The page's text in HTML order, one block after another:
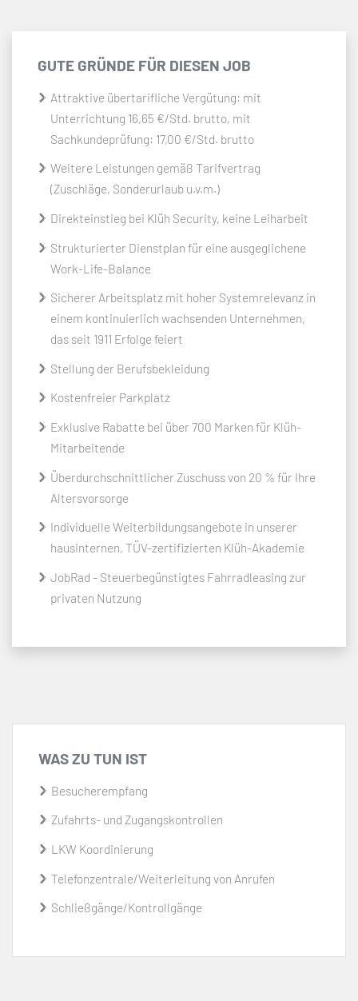
GUTE GRÜNDE FÜR DIESEN JOB
Attraktive übertarifliche Vergütung: mit
Unterrichtung 16,65 €/Std. brutto, mit
Sachkundeprüfung: 17,00 €/Std. brutto
Weitere Leistungen gemäß Tarifvertrag
(Zuschläge, Sonderurlaub u.v.m.)
Direkteinstieg bei Klüh Security, keine Leiharbeit
Strukturierter Dienstplan für eine ausgeglichene
Work-Life-Balance
Sicherer Arbeitsplatz mit hoher Systemrelevanz in
einem kontinuierlich wachsenden Unternehmen,
das seit 1911 Erfolge feiert
Stellung der Berufsbekleidung
Kostenfreier Parkplatz
Exklusive Rabatte bei über 700 Marken für Klüh-
Mitarbeitende
Überdurchschnittlicher Zuschuss von 20 % für Ihre
Altersvorsorge
Individuelle Weiterbildungsangebote in unserer
hausinternen, TÜV-zertifizierten Klüh-Akademie
JobRad - Steuerbegünstigtes Fahrradleasing zur
privaten Nutzung
WAS ZU TUN IST
Besucherempfang
Zufahrts- und Zugangskontrollen
LKW Koordinierung
Telefonzentrale/Weiterleitung von Anrufen
Schließgänge/Kontrollgänge